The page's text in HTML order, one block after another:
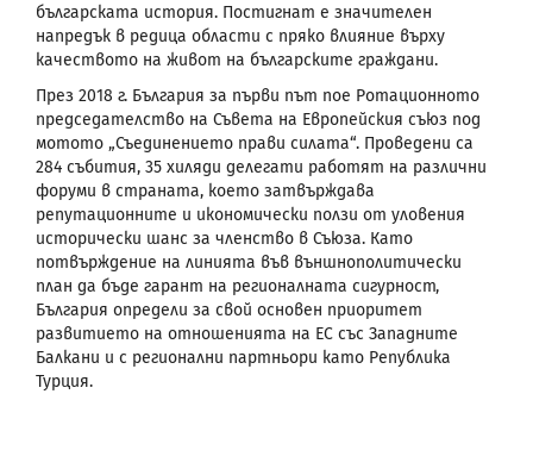
българската история. Постигнат е значителен
напредък в редица области с пряко влияние върху
качеството на живот на българските граждани.
През 2018 г. България за първи път пое Ротационното
председателство на Съвета на Европейския съюз под
мотото „Съединението прави силата“. Проведени са
284 събития, 35 хиляди делегати работят на различни
форуми в страната, което затвърждава
репутационните и икономически ползи от уловения
исторически шанс за членство в Съюза. Като
потвърждение на линията във външнополитически
план да бъде гарант на регионалната сигурност,
България определи за свой основен приоритет
развитието на отношенията на ЕС със Западните
Балкани и с регионални партньори като Република
Турция.